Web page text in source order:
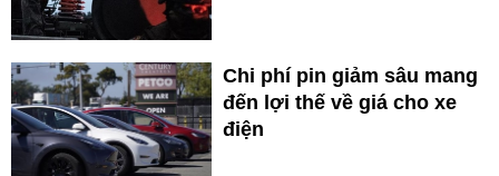
Chi phí pin giảm sâu mang
đến lợi thế về giá cho xe
điện